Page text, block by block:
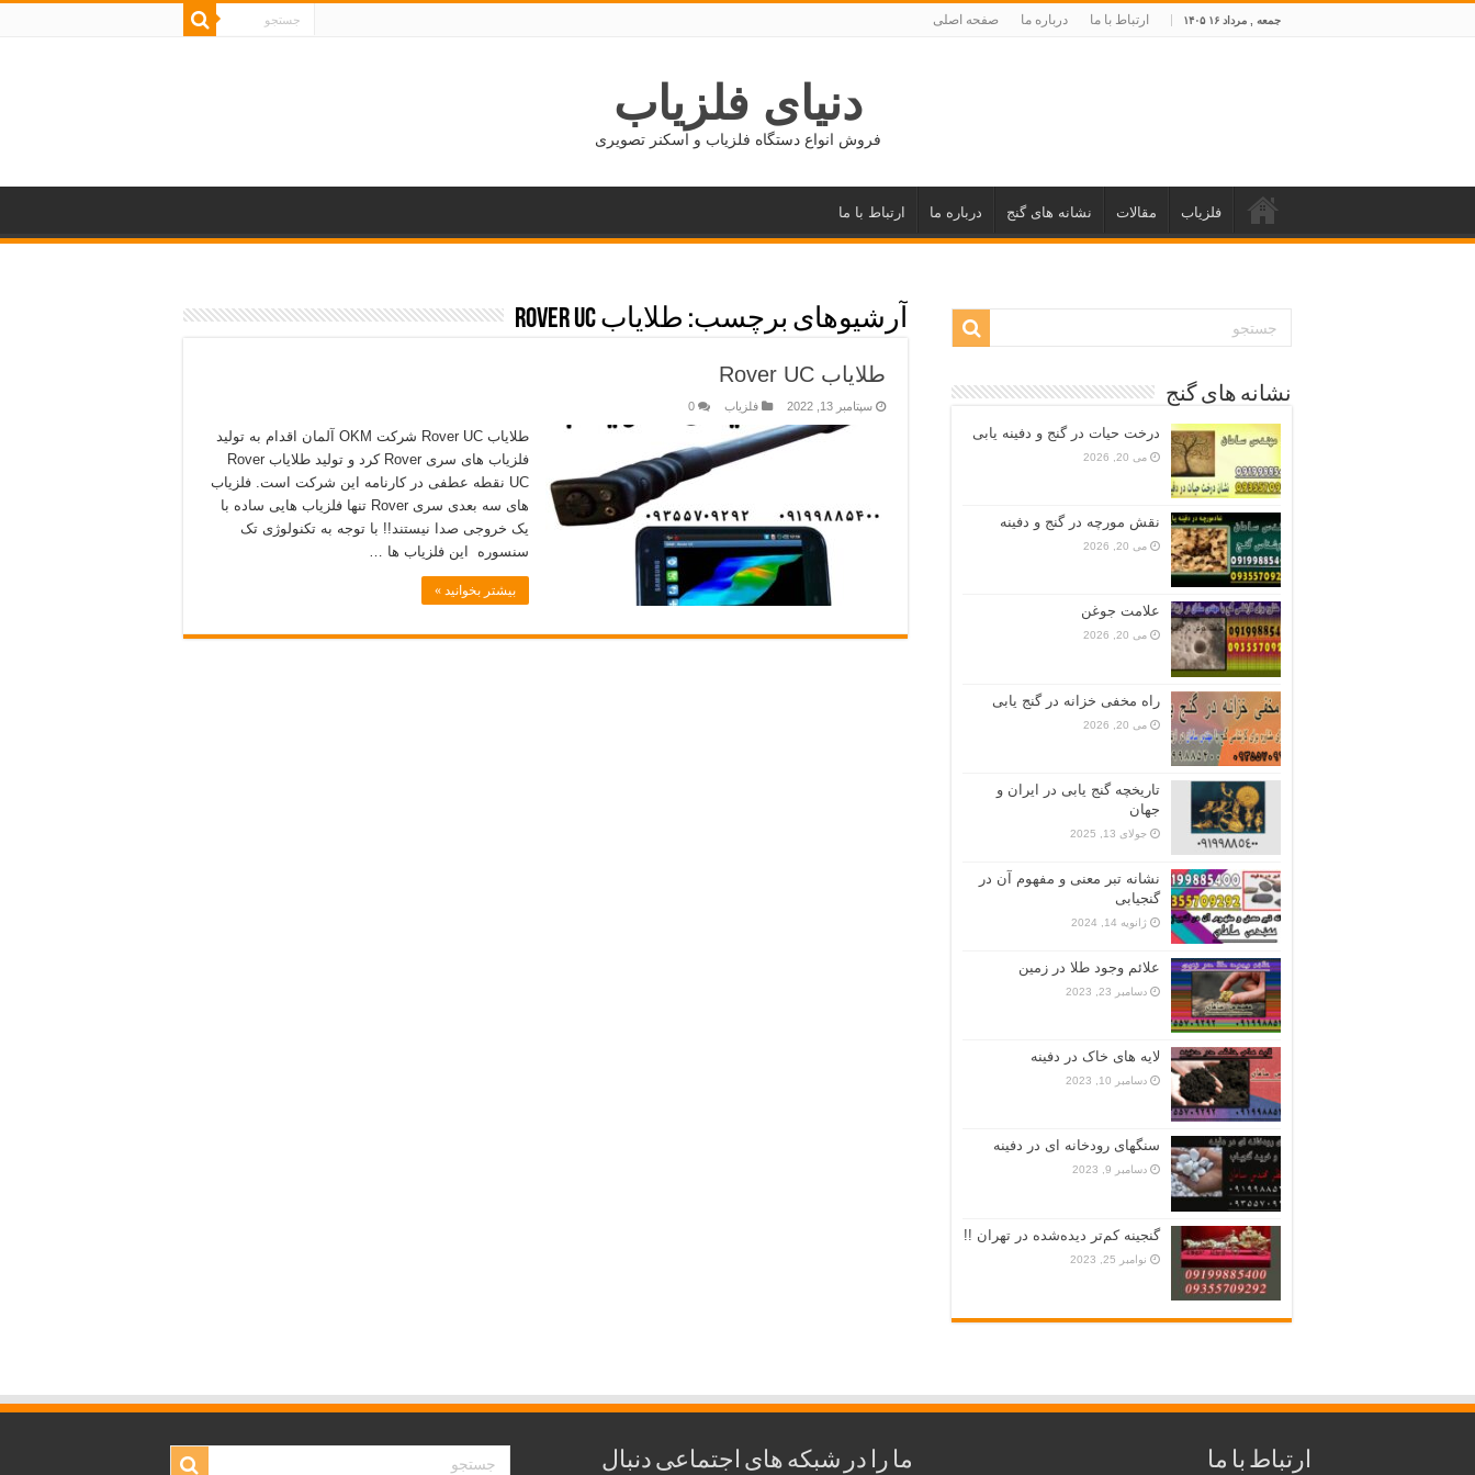
جمعه , مرداد ۱۶ ۱۴۰۵ ارتباط با ما درباره ما صفحه اصلی
دنیای فلزیاب
فروش انواع دستگاه فلزیاب و اسکنر تصویری
فلزیاب مقالات نشانه های گنج درباره ما ارتباط با ما
آرشیوهای برچسب: طلایاب Rover UC
طلایاب Rover UC
سپتامبر 13, 2022 فلزیاب 0
طلایاب Rover UC شرکت OKM آلمان اقدام به تولید
فلزیاب های سری Rover کرد و تولید طلایاب Rover
UC نقطه عطفی در کارنامه این شرکت است. فلزیاب
های سه بعدی سری Rover تنها فلزیاب هایی ساده با
یک خروجی صدا نیستند!! با توجه به تکنولوژی تک
سنسوره این فلزیاب ها …
بیشتر بخوانید »
نشانه های گنج
درخت حیات در گنج و دفینه یابی
می 20, 2026
نقش مورچه در گنج و دفینه
می 20, 2026
علامت جوغن
می 20, 2026
راه مخفی خزانه در گنج یابی
می 20, 2026
تاریخچه گنج‌ یابی در ایران و
جهان
جولای 13, 2025
نشانه تبر معنی و مفهوم آن در
گنجیابی
ژانویه 14, 2024
علائم وجود طلا در زمین
دسامبر 23, 2023
لایه های خاک در دفینه
دسامبر 10, 2023
سنگهای رودخانه ای در دفینه
دسامبر 9, 2023
گنجینه کم‌تر دیده‌شده در تهران !!
نوامبر 25, 2023
ارتباط با ما ما را در شبکه های اجتماعی دنبال